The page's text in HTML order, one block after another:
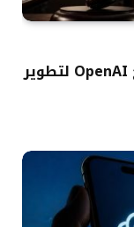
إيلون ماسك يعترف باستخدام نماذج OpenAI لتطوير